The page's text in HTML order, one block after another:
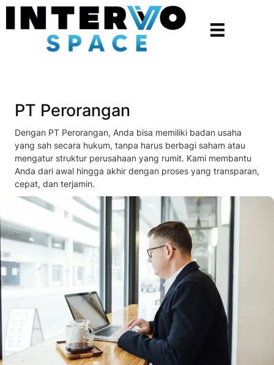
PT Perorangan
Dengan PT Perorangan, Anda bisa memiliki badan usaha
yang sah secara hukum, tanpa harus berbagi saham atau
mengatur struktur perusahaan yang rumit. Kami membantu
Anda dari awal hingga akhir dengan proses yang transparan,
cepat, dan terjamin.